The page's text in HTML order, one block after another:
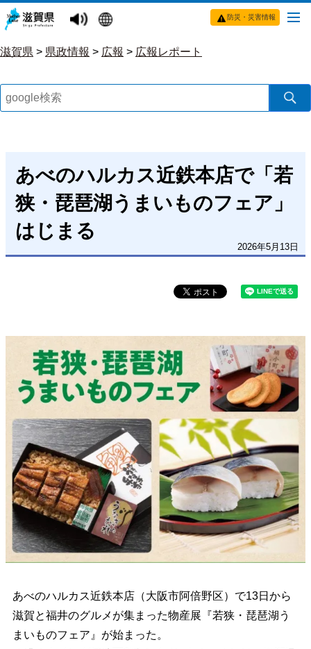
防災・災害情報
滋賀県 > 県政情報 > 広報 > 広報レポート
あべのハルカス近鉄本店で「若
狭・琵琶湖うまいものフェア」
はじまる
2026年5月13日
あべのハルカス近鉄本店（大阪市阿倍野区）で13日から
滋賀と福井のグルメが集まった物産展『若狭・琵琶湖う
まいものフェア』が始まった。